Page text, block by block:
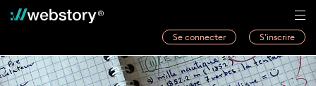
Se connecter S’inscrire
Histoires